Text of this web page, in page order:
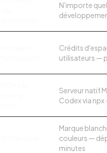
N'importe
Crédits
utilisateurs —
Serveur natif
Codex via
Marque
couleurs —
minutes